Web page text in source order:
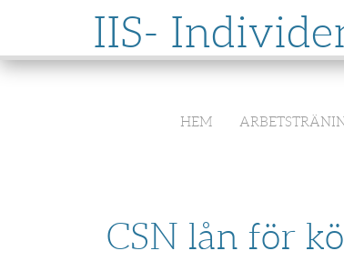
IIS-
HEM
CSN lån för